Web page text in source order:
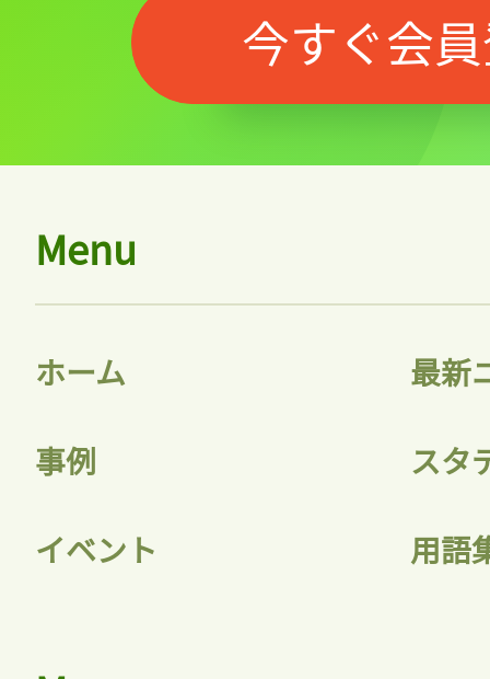
記事をお気に入りに
ログインが必
ログイン
今すぐ会
Menu
ホーム 最新
事例 スタ
イベント 用語